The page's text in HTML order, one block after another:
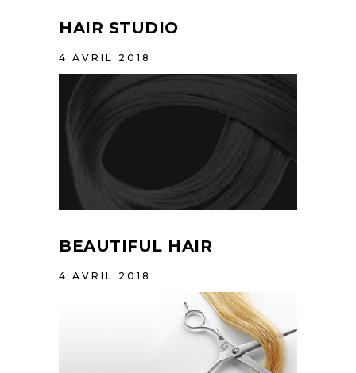
HAIR STUDIO
4 AVRIL 2018
BEAUTIFUL HAIR
4 AVRIL 2018